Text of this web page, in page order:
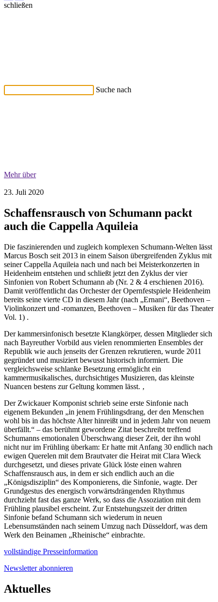
schließen
Suche nach
Mehr über
23. Juli 2020
Schaffensrausch von Schumann packt
auch die Cappella Aquileia
Die faszinierenden und zugleich komplexen Schumann-Welten lässt
Marcus Bosch seit 2013 in einem Saison übergreifenden Zyklus mit
seiner Cappella Aquileia nach und nach bei Meisterkonzerten in
Heidenheim entstehen und schließt jetzt den Zyklus der vier
Sinfonien von Robert Schumann ab (Nr. 2 & 4 erschienen 2016).
Damit veröffentlicht das Orchester der Opernfestspiele Heidenheim
bereits seine vierte CD in diesem Jahr (nach „Ernani“, Beethoven –
Violinkonzert und -romanzen, Beethoven – Musiken für das Theater
Vol. 1) .
Der kammersinfonisch besetzte Klangkörper, dessen Mitglieder sich
nach Bayreuther Vorbild aus vielen renommierten Ensembles der
Republik wie auch jenseits der Grenzen rekrutieren, wurde 2011
gegründet und musiziert bewusst historisch informiert. Die
vergleichsweise schlanke Besetzung ermöglicht ein
kammermusikalisches, durchsichtiges Musizieren, das kleinste
Nuancen bestens zur Geltung kommen lässt. ‚
Der Zwickauer Komponist schrieb seine erste Sinfonie nach
eigenem Bekunden „in jenem Frühlingsdrang, der den Menschen
wohl bis in das höchste Alter hinreißt und in jedem Jahr von neuem
überfällt.“ – das berühmt gewordene Zitat beschreibt treffend
Schumanns emotionalen Überschwang dieser Zeit, der ihn wohl
nicht nur im Frühling überkam: Er hatte mit Anfang 30 endlich nach
ewigen Querelen mit dem Brautvater die Heirat mit Clara Wieck
durchgesetzt, und dieses private Glück löste einen wahren
Schaffensrausch aus, in dem er sich endlich auch an die
„Königsdisziplin“ des Komponierens, die Sinfonie, wagte. Der
Grundgestus des energisch vorwärtsdrängenden Rhythmus
durchzieht fast das ganze Werk, so dass die Assoziation mit dem
Frühling plausibel erscheint. Zur Entstehungszeit der dritten
Sinfonie befand Schumann sich wiederum in neuen
Lebensumständen nach seinem Umzug nach Düsseldorf, was dem
Werk den Beinamen „Rheinische“ einbrachte.
vollständige Presseinformation
Newsletter abonnieren
Aktuelles